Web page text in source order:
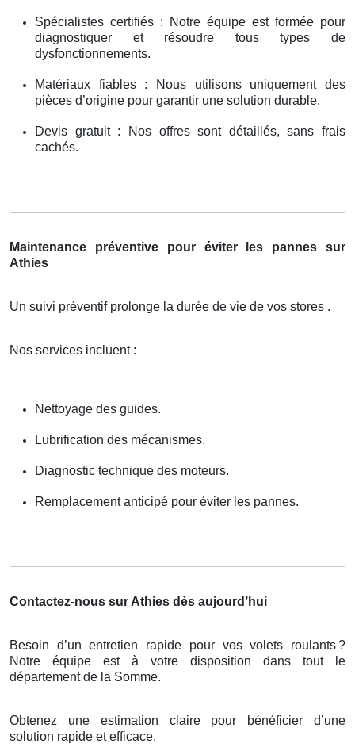
Spécialistes certifiés : Notre équipe est formée pour
diagnostiquer et résoudre tous types de
dysfonctionnements.
Matériaux fiables : Nous utilisons uniquement des
pièces d’origine pour garantir une solution durable.
Devis gratuit : Nos offres sont détaillés, sans frais
cachés.
Maintenance préventive pour éviter les pannes sur
Athies
Un suivi préventif prolonge la durée de vie de vos stores .
Nos services incluent :
Nettoyage des guides.
Lubrification des mécanismes.
Diagnostic technique des moteurs.
Remplacement anticipé pour éviter les pannes.
Contactez-nous sur Athies dès aujourd’hui
Besoin d’un entretien rapide pour vos volets roulants?
Notre équipe est à votre disposition dans tout le
département de la Somme.
Obtenez une estimation claire pour bénéficier d’une
solution rapide et efficace.